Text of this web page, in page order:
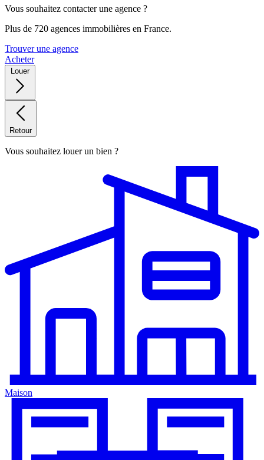
Vous souhaitez contacter une agence ?
Plus de 720 agences immobilières en France.
Trouver une agence
Acheter
Louer
Retour
Vous souhaitez louer un bien ?
Maison